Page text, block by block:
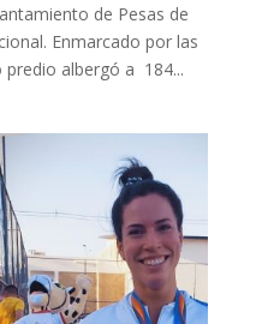
de Pesas de
Enmarcado por las
predio albergó a 184...